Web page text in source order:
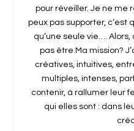
pour réveiller. Je ne me
peux pas supporter, c’est
qu’une seule vie….
pas être.Ma mission?
créatives, intuitives,
multiples, intenses,
contenir, à rallumer leur
qui elles sont : dans